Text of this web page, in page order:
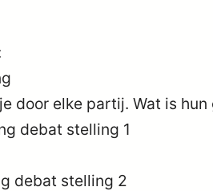
door elke partij. Wat is
debat stelling 1
debat stelling 2